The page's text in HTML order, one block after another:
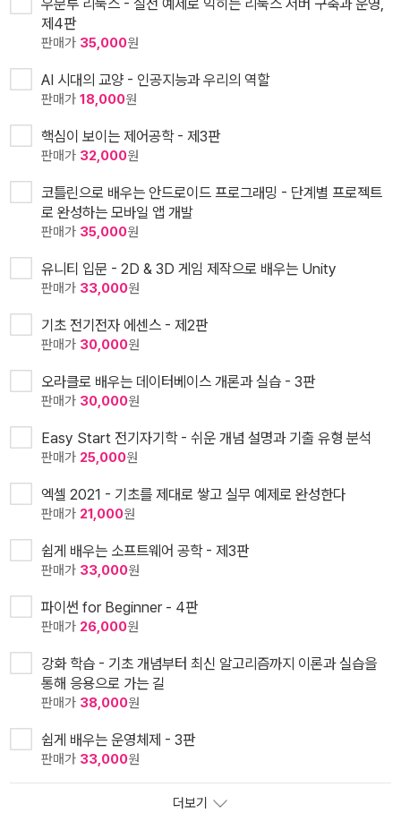
우분투 리눅스 - 실전 예제로 익히는 리눅스 서버 구축과 운영,
제4판
판매가 35,000원
AI 시대의 교양 - 인공지능과 우리의 역할
판매가 18,000원
핵심이 보이는 제어공학 - 제3판
판매가 32,000원
코틀린으로 배우는 안드로이드 프로그래밍 - 단계별 프로젝트
로 완성하는 모바일 앱 개발
판매가 35,000원
유니티 입문 - 2D & 3D 게임 제작으로 배우는 Unity
판매가 33,000원
기초 전기전자 에센스 - 제2판
판매가 30,000원
오라클로 배우는 데이터베이스 개론과 실습 - 3판
판매가 30,000원
Easy Start 전기자기학 - 쉬운 개념 설명과 기출 유형 분석
판매가 25,000원
엑셀 2021 - 기초를 제대로 쌓고 실무 예제로 완성한다
판매가 21,000원
쉽게 배우는 소프트웨어 공학 - 제3판
판매가 33,000원
파이썬 for Beginner - 4판
판매가 26,000원
강화 학습 - 기초 개념부터 최신 알고리즘까지 이론과 실습을
통해 응용으로 가는 길
판매가 38,000원
쉽게 배우는 운영체제 - 3판
판매가 33,000원
더보기